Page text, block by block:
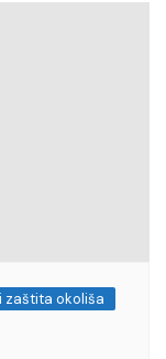
zaštita okoliša